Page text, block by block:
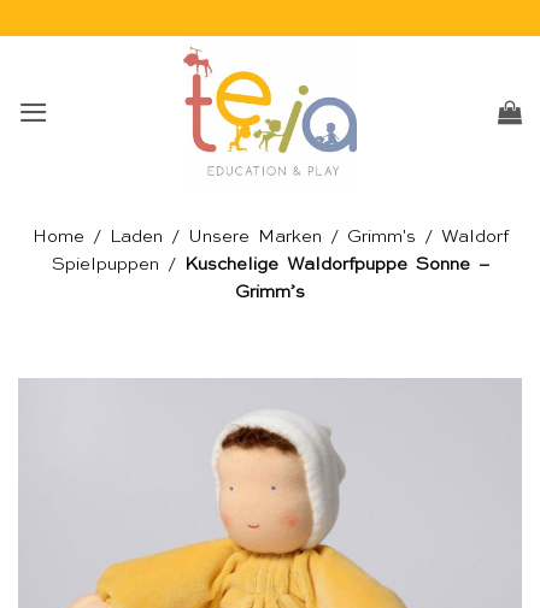
Home / Laden / Unsere Marken / Grimm's /
Waldorf
Spielpuppen /
Kuschelige Waldorfpuppe Sonne –
Grimm’s